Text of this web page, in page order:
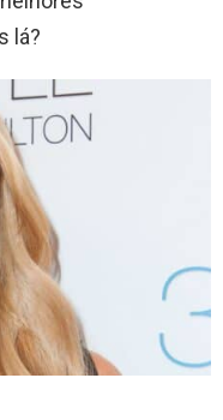
lá?